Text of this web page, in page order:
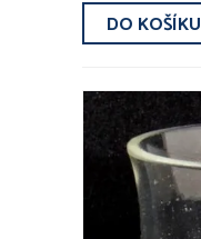
DO KOŠÍKU